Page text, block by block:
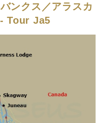
ンクス／アラスカ
Tour Ja5